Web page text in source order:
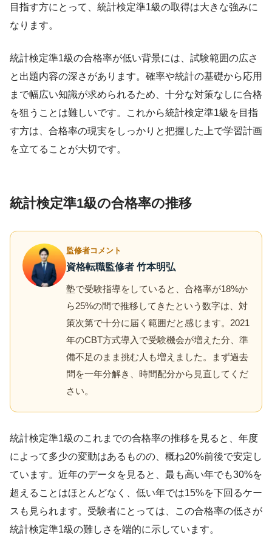
目指す方にとって、統計検定準1級の取得は大きな強みに
なります。
統計検定準1級の合格率が低い背景には、試験範囲の広さ
と出題内容の深さがあります。確率や統計の基礎から応用
まで幅広い知識が求められるため、十分な対策なしに合格
を狙うことは難しいです。これから統計検定準1級を目指
す方は、合格率の現実をしっかりと把握した上で学習計画
を立てることが大切です。
統計検定準1級の合格率の推移
監修者コメント
資格転職監修者 竹本明弘
塾で受験指導をしていると、合格率が18%か
ら25%の間で推移してきたという数字は、対
策次第で十分に届く範囲だと感じます。2021
年のCBT方式導入で受験機会が増えた分、準
備不足のまま挑む人も増えました。まず過去
問を一年分解き、時間配分から見直してくだ
さい。
統計検定準1級のこれまでの合格率の推移を見ると、年度
によって多少の変動はあるものの、概ね20%前後で安定し
ています。近年のデータを見ると、最も高い年でも30%を
超えることはほとんどなく、低い年では15%を下回るケー
スも見られます。受験者にとっては、この合格率の低さが
統計検定準1級の難しさを端的に示しています。